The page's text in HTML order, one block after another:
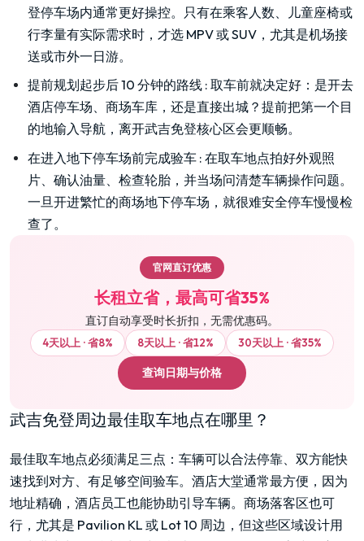
登停车场内通常更好操控。只有在乘客人数、儿童座椅或
行李量有实际需求时，才选 MPV 或 SUV，尤其是机场接
送或市外一日游。
提前规划起步后 10 分钟的路线 : 取车前就决定好：是开去
酒店停车场、商场车库，还是直接出城？提前把第一个目
的地输入导航，离开武吉免登核心区会更顺畅。
在进入地下停车场前完成验车 : 在取车地点拍好外观照
片、确认油量、检查轮胎，并当场问清楚车辆操作问题。
一旦开进繁忙的商场地下停车场，就很难安全停车慢慢检
查了。
官网直订优惠
长租立省，最高可省35%
直订自动享受时长折扣，无需优惠码。
4天以上 · 省8% 8天以上 · 省12% 30天以上 · 省35%
查询日期与价格
武吉免登周边最佳取车地点在哪里？
最佳取车地点必须满足三点：车辆可以合法停靠、双方能快
速找到对方、有足够空间验车。酒店大堂通常最方便，因为
地址精确，酒店员工也能协助引导车辆。商场落客区也可
行，尤其是 Pavilion KL 或 Lot 10 周边，但这些区域设计用